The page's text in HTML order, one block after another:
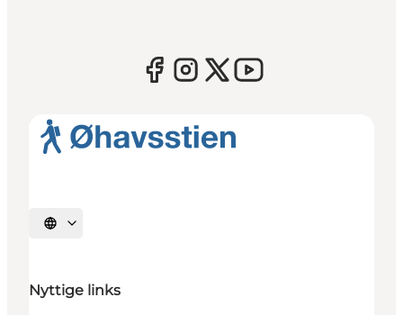
Vælg sprog
Nyttige links